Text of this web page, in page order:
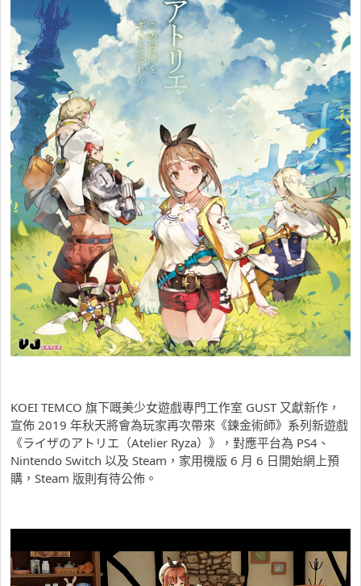
KOEI TEMCO 旗下嘅美少女遊戲專門工作室 GUST 又獻新作，
宣佈 2019 年秋天將會為玩家再次帶來《鍊金術師》系列新遊戲
《ライザのアトリエ（Atelier Ryza）》，對應平台為 PS4、
Nintendo Switch 以及 Steam，家用機版 6 月 6 日開始網上預
購，Steam 版則有待公佈。